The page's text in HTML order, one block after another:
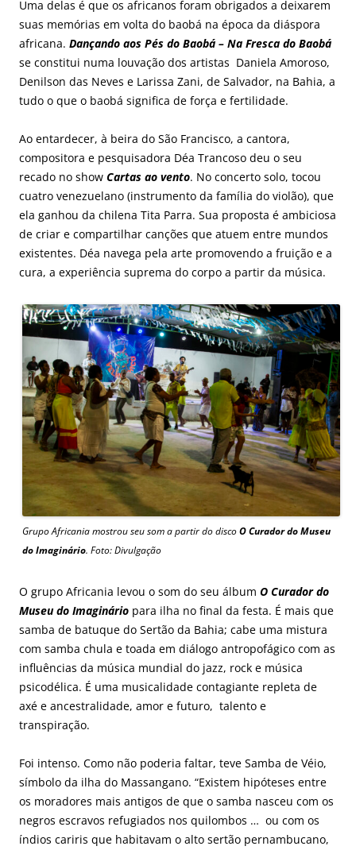
Uma delas é que os africanos foram obrigados a deixarem
suas memórias em volta do baobá na época da diáspora
africana. Dançando aos Pés do Baobá – Na Fresca do Baobá
se constitui numa louvação dos artistas Daniela Amoroso,
Denilson das Neves e Larissa Zani, de Salvador, na Bahia, a
tudo o que o baobá significa de força e fertilidade.
Ao entardecer, à beira do São Francisco, a cantora,
compositora e pesquisadora Déa Trancoso deu o seu
recado no show Cartas ao vento. No concerto solo, tocou
cuatro venezuelano (instrumento da família do violão), que
ela ganhou da chilena Tita Parra. Sua proposta é ambiciosa
de criar e compartilhar canções que atuem entre mundos
existentes. Déa navega pela arte promovendo a fruição e a
cura, a experiência suprema do corpo a partir da música.
Grupo Africania mostrou seu som a partir do discoO Curador do Museu
do Imaginário. Foto: Divulgação
O grupo Africania levou o som do seu álbum O Curador do
Museu do Imaginário para ilha no final da festa. É mais que
samba de batuque do Sertão da Bahia; cabe uma mistura
com samba chula e toada em diálogo antropofágico com as
influências da música mundial do jazz, rock e música
psicodélica. É uma musicalidade contagiante repleta de
axé e ancestralidade, amor e futuro, talento e
transpiração.
Foi intenso. Como não poderia faltar, teve Samba de Véio,
símbolo da ilha do Massangano. “Existem hipóteses entre
os moradores mais antigos de que o samba nasceu com os
negros escravos refugiados nos quilombos … ou com os
índios cariris que habitavam o alto sertão pernambucano,